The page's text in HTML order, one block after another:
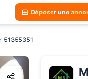
Déposer une
51355351